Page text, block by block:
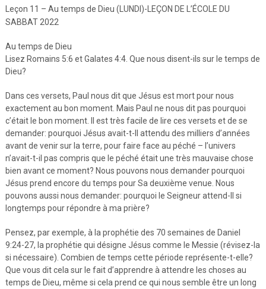
Leçon 11 – Au temps de Dieu (LUNDI)-LEÇON DE L’ÉCOLE DU
SABBAT 2022
Au temps de Dieu
Lisez Romains 5:6 et Galates 4:4. Que nous disent-ils sur le temps de
Dieu?
Dans ces versets, Paul nous dit que Jésus est mort pour nous
exactement au bon moment. Mais Paul ne nous dit pas pourquoi
c’était le bon moment. Il est très facile de lire ces versets et de se
demander: pourquoi Jésus avait-t-Il attendu des milliers d’années
avant de venir sur la terre, pour faire face au péché – l’univers
n’avait-t-il pas compris que le péché était une très mauvaise chose
bien avant ce moment? Nous pouvons nous demander pourquoi
Jésus prend encore du temps pour Sa deuxième venue. Nous
pouvons aussi nous demander: pourquoi le Seigneur attend-Il si
longtemps pour répondre à ma prière?
Pensez, par exemple, à la prophétie des 70 semaines de Daniel
9:24-27, la prophétie qui désigne Jésus comme le Messie (révisez-la
si nécessaire). Combien de temps cette période représente-t-elle?
Que vous dit cela sur le fait d’apprendre à attendre les choses au
temps de Dieu, même si cela prend ce qui nous semble être un long